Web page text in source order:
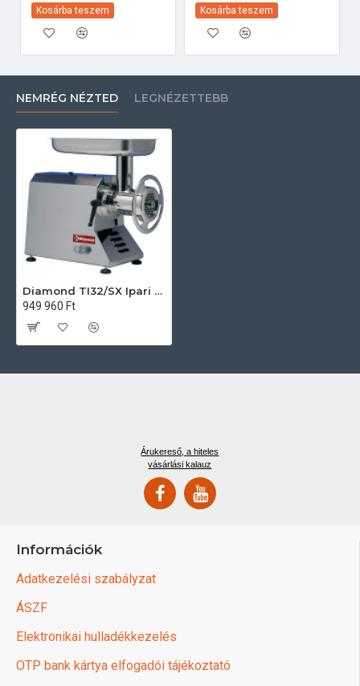
Kosárba teszem Kosárba teszem
NEMRÉG NÉZTED LEGNÉZETTEBB
Diamond TI32/SX Ipari konyhai előkészítés
949 960 Ft
Árukereső, a hiteles
vásárlási kalauz
Információk
Adatkezelési szabályzat
ÁSZF
Elektronikai hulladékkezelés
OTP bank kártya elfogadói tájékoztató